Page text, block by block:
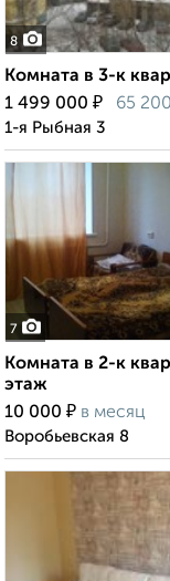
8
Комната в 3-к
1 499 000 ₽ 65 200
1-я Рыбная 3
7
Комната в 2-к
этаж
10 000 ₽ в месяц
Воробьевская 8